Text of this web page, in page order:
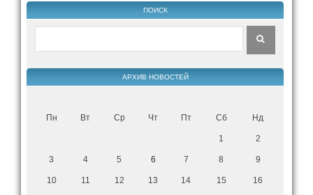
ПОИСК
АРХИВ НОВОСТЕЙ
Пн Вт Ср Чт Пт Сб Нд
1 2
3 4 5 6 7 8 9
10 11 12 13 14 15 16